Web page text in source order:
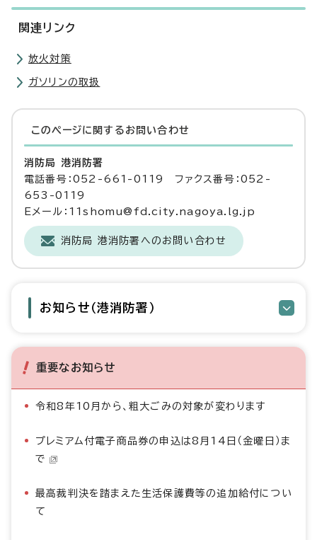
関連リンク
放火対策
ガソリンの取扱
このページに関する お問い合わせ
消防局 港消防署
電話番号：052-661-0119 ファクス番号：052-
653-0119
Eメール：11shomu@fd.city.nagoya.lg.jp
消防局 港消防署へのお問い合わせ
お知らせ（港消防署）
重要なお知らせ
令和8年10月から、粗大ごみの対象が変わります
プレミアム付電子商品券の申込は8月14日（金曜日）ま
で
最高裁判決を踏まえた生活保護費等の追加給付につい
て